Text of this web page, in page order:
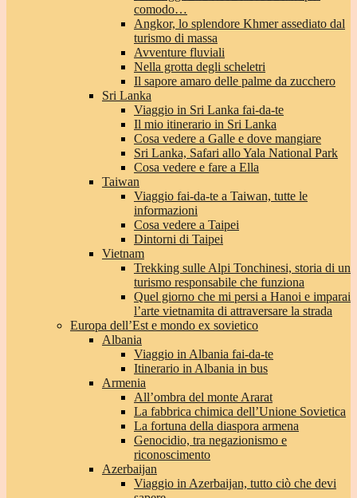
comodo…
Angkor, lo splendore Khmer assediato dal
turismo di massa
Avventure fluviali
Nella grotta degli scheletri
Il sapore amaro delle palme da zucchero
Sri Lanka
Viaggio in Sri Lanka fai-da-te
Il mio itinerario in Sri Lanka
Cosa vedere a Galle e dove mangiare
Sri Lanka, Safari allo Yala National Park
Cosa vedere e fare a Ella
Taiwan
Viaggio fai-da-te a Taiwan, tutte le
informazioni
Cosa vedere a Taipei
Dintorni di Taipei
Vietnam
Trekking sulle Alpi Tonchinesi, storia di un
turismo responsabile che funziona
Quel giorno che mi persi a Hanoi e imparai
l’arte vietnamita di attraversare la strada
Europa dell’Est e mondo ex sovietico
Albania
Viaggio in Albania fai-da-te
Itinerario in Albania in bus
Armenia
All’ombra del monte Ararat
La fabbrica chimica dell’Unione Sovietica
La fortuna della diaspora armena
Genocidio, tra negazionismo e
riconoscimento
Azerbaijan
Viaggio in Azerbaijan, tutto ciò che devi